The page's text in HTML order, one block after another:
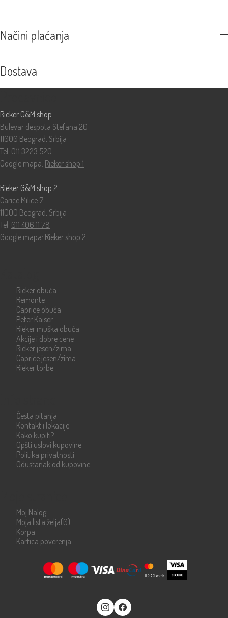
Načini plaćanja
Dostava
Rieker G&M shop
Bulevar despota Stefana 20
11000 Beograd, Srbija
Tel: 011 3223 520
Google mapa: Rieker shop 1
Rieker G&M shop 2
Carice Milice 7
11000 Beograd, Srbija
Tel: 011 406 11 78
Google mapa: Rieker shop 2
Rieker obuća
Remonte
Caprice obuća
Peter Kaiser
Rieker muška obuća
Akcije i dobre cene
Rieker jesen/zima
Caprice jesen/zima
Rieker torbe
Česta pitanja
Kontakt i lokacije
Kako kupiti?
Opšti uslovi kupovine
Politika privatnosti
Odustanak od kupovine
Moj Nalog
Moja lista želja(0)
Korpa
Kartica poverenja